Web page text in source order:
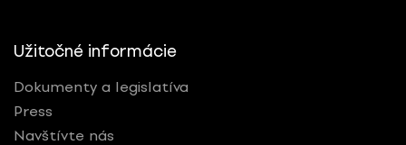
Užitočné informácie
Dokumenty a legislatíva
Press
Navštívte nás